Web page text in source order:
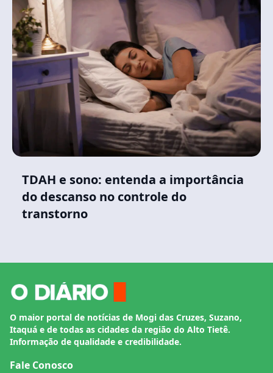
TDAH e sono: entenda a importância
do descanso no controle do
transtorno
O maior portal de notícias de Mogi das Cruzes, Suzano,
Itaquá e de todas as cidades da região do Alto Tietê.
Informação de qualidade e credibilidade.
Fale Conosco